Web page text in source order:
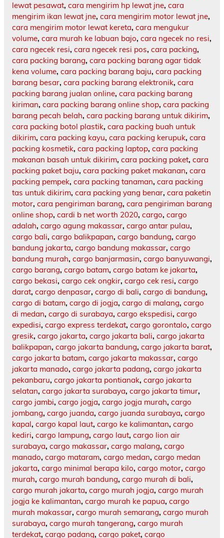
lewat pesawat, cara mengirim hp lewat jne, cara
mengirim ikan lewat jne, cara mengirim motor lewat jne,
cara mengirim motor lewat kereta, cara mengukur
volume, cara murah ke labuan bajo, cara ngecek no resi,
cara ngecek resi, cara ngecek resi pos, cara packing,
cara packing barang, cara packing barang agar tidak
kena volume, cara packing barang baju, cara packing
barang besar, cara packing barang elektronik, cara
packing barang jualan online, cara packing barang
kiriman, cara packing barang online shop, cara packing
barang pecah belah, cara packing barang untuk dikirim,
cara packing botol plastik, cara packing buah untuk
dikirim, cara packing kayu, cara packing kerupuk, cara
packing kosmetik, cara packing laptop, cara packing
makanan basah untuk dikirim, cara packing paket, cara
packing paket baju, cara packing paket makanan, cara
packing pempek, cara packing tanaman, cara packing
tas untuk dikirim, cara packing yang benar, cara paketin
motor, cara pengiriman barang, cara pengiriman barang
online shop, cardi b net worth 2020, cargo, cargo
adalah, cargo agung makassar, cargo antar pulau,
cargo bali, cargo balikpapan, cargo bandung, cargo
bandung jakarta, cargo bandung makassar, cargo
bandung murah, cargo banjarmasin, cargo banyuwangi,
cargo barang, cargo batam, cargo batam ke jakarta,
cargo bekasi, cargo cek ongkir, cargo cek resi, cargo
darat, cargo denpasar, cargo di bali, cargo di bandung,
cargo di batam, cargo di jogja, cargo di malang, cargo
di medan, cargo di surabaya, cargo ekspedisi, cargo
expedisi, cargo express terdekat, cargo gorontalo, cargo
gresik, cargo jakarta, cargo jakarta bali, cargo jakarta
balikpapan, cargo jakarta bandung, cargo jakarta barat,
cargo jakarta batam, cargo jakarta makassar, cargo
jakarta manado, cargo jakarta padang, cargo jakarta
pekanbaru, cargo jakarta pontianak, cargo jakarta
selatan, cargo jakarta surabaya, cargo jakarta timur,
cargo jambi, cargo jogja, cargo jogja murah, cargo
jombang, cargo juanda, cargo juanda surabaya, cargo
kapal, cargo kapal laut, cargo ke kalimantan, cargo
kediri, cargo lampung, cargo laut, cargo lion air
surabaya, cargo makassar, cargo malang, cargo
manado, cargo mataram, cargo medan, cargo medan
jakarta, cargo minimal berapa kilo, cargo motor, cargo
murah, cargo murah bandung, cargo murah di bali,
cargo murah jakarta, cargo murah jogja, cargo murah
jogja ke kalimantan, cargo murah ke papua, cargo
murah makassar, cargo murah semarang, cargo murah
surabaya, cargo murah tangerang, cargo murah
terdekat, cargo padang, cargo paket, cargo